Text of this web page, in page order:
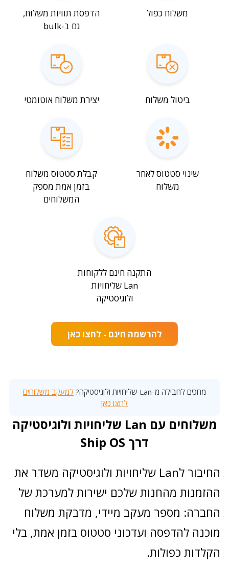
משלוח כפול
הדפסת תוויות משלוח,
גם ב-bulk
ביטול משלוח יצירת משלוח אוטומטי
שינוי סטטוס לאחר
משלוח
קבלת סטטוס משלוח
בזמן אמת מספק
המשלוחים
התקנה חינם ללקוחות
Lan שליחויות
ולוגיסטיקה
להרשמה חינם - לחצו כאן
מחכים לחבילה מ-Lan שליחויות ולוגיסטיקה?
למעקב משלוחים
לחצו כאן
משלוחים עם Lan שליחויות ולוגיסטיקה
דרך Ship OS
החיבור לLan שליחויות ולוגיסטיקה משדר את
ההזמנות מהחנות שלכם ישירות למערכת של
החברה: מספר מעקב מיידי, מדבקת משלוח
מוכנה להדפסה ועדכוני סטטוס בזמן אמת, בלי
הקלדות כפולות.